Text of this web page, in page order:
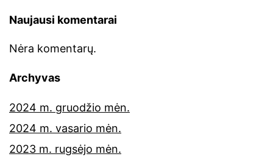
Naujausi komentarai
Nėra komentarų.
Archyvas
2024 m. gruodžio mėn.
2024 m. vasario mėn.
2023 m. rugsėjo mėn.